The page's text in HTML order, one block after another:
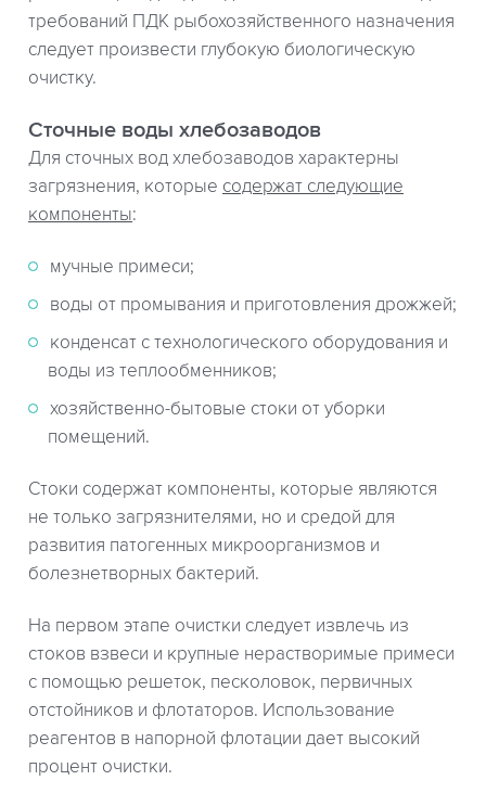
требований ПДК рыбохозяйственного назначения
следует произвести глубокую биологическую
очистку.
Сточные воды хлебозаводов
Для сточных вод хлебозаводов характерны
загрязнения, которые содержат следующие
компоненты:
мучные примеси;
воды от промывания и приготовления дрожжей;
конденсат с технологического оборудования и
воды из теплообменников;
хозяйственно-бытовые стоки от уборки
помещений.
Стоки содержат компоненты, которые являются
не только загрязнителями, но и средой для
развития патогенных микроорганизмов и
болезнетворных бактерий.
На первом этапе очистки следует извлечь из
стоков взвеси и крупные нерастворимые примеси
с помощью решеток, песколовок, первичных
отстойников и флотаторов. Использование
реагентов в напорной флотации дает высокий
процент очистки.